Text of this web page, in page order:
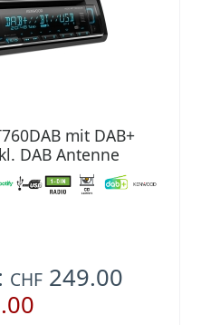
mit DAB+
DAB Antenne
CHF 249.00